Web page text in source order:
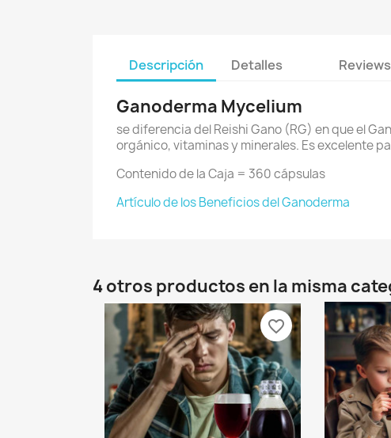
Descripción Detalles Reviews
Ganoderma Mycelium
se diferencia del Reishi Gano (RG) en que el
orgánico, vitaminas y minerales. Es excelente
Contenido de la Caja = 360 cápsulas
Artículo de los Beneficios del Ganoderma
4 otros productos en la misma
favorite_border